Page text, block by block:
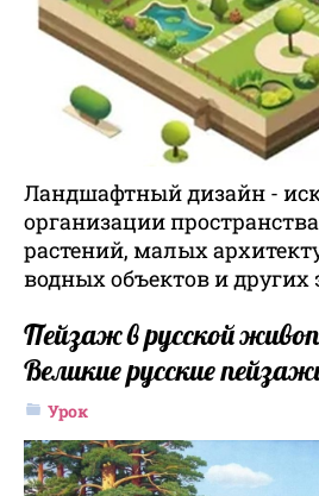
Ландшафтный дизайн -
организации
растений, малых
водных объектов и других
Пейзаж в русской
Великие русские
Урок